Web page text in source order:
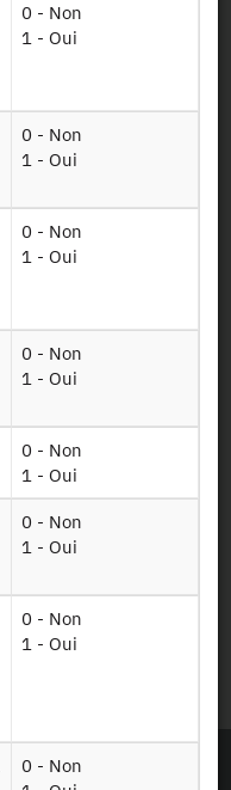
0 - Non
1 - Oui
0 - Non
1 - Oui
0 - Non
1 - Oui
0 - Non
1 - Oui
0 - Non
1 - Oui
0 - Non
1 - Oui
0 - Non
1 - Oui
0 - Non